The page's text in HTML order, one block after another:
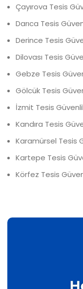
Çayırova Tesis
Darıca Tesis
Derince Tesis
Dilovası Tesis
Gebze Tesis
Gölcük Tesis
İzmit Tesis
Kandıra Tesis
Karamürsel Tesis
Kartepe Tesis
Körfez Tesis